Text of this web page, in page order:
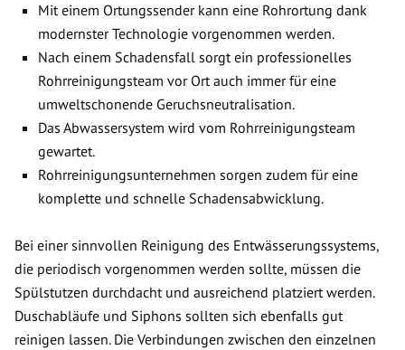
Mit einem Ortungssender kann eine Rohrortung dank
modernster Technologie vorgenommen werden.
Nach einem Schadensfall sorgt ein professionelles
Rohrreinigungsteam vor Ort auch immer für eine
umweltschonende Geruchsneutralisation.
Das Abwassersystem wird vom Rohrreinigungsteam
gewartet.
Rohrreinigungsunternehmen sorgen zudem für eine
komplette und schnelle Schadensabwicklung.
Bei einer sinnvollen Reinigung des Entwässerungssystems,
die periodisch vorgenommen werden sollte, müssen die
Spülstutzen durchdacht und ausreichend platziert werden.
Duschabläufe und Siphons sollten sich ebenfalls gut
reinigen lassen. Die Verbindungen zwischen den einzelnen